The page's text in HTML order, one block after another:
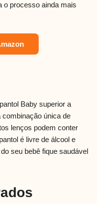
o processo ainda mais
Baby superior a
única de
lenços podem conter
é livre de álcool e
seu bebê fique saudável